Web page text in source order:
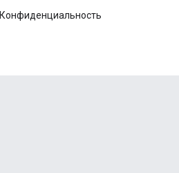
Конфиденциальность